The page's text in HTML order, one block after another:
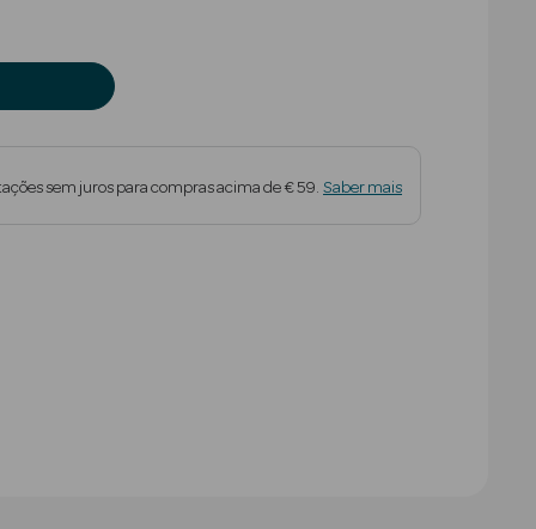
sem juros para compras acima de € 59. Saber mais